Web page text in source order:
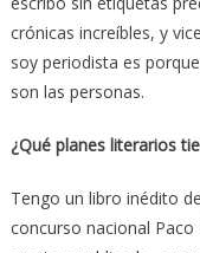
crónicas increíbles, y
soy periodista es
son las personas.
¿Qué planes literarios
Tengo un libro inédito
concurso nacional Paco